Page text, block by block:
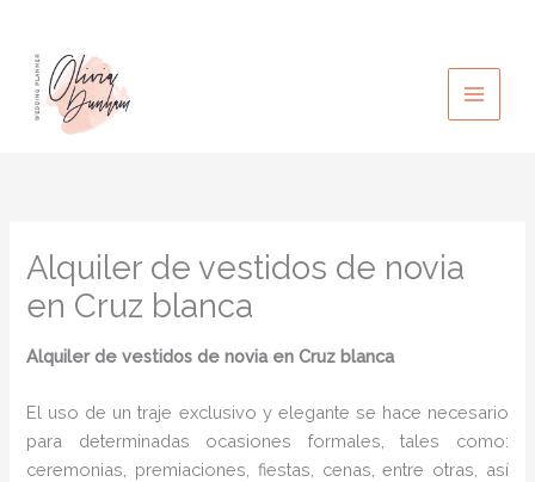
contenido
Alquiler de vestidos de novia
en Cruz blanca
Alquiler de vestidos de novia en Cruz blanca
El uso de un traje exclusivo y elegante se hace necesario
para determinadas ocasiones formales, tales como:
ceremonias, premiaciones, fiestas, cenas, entre otras, así